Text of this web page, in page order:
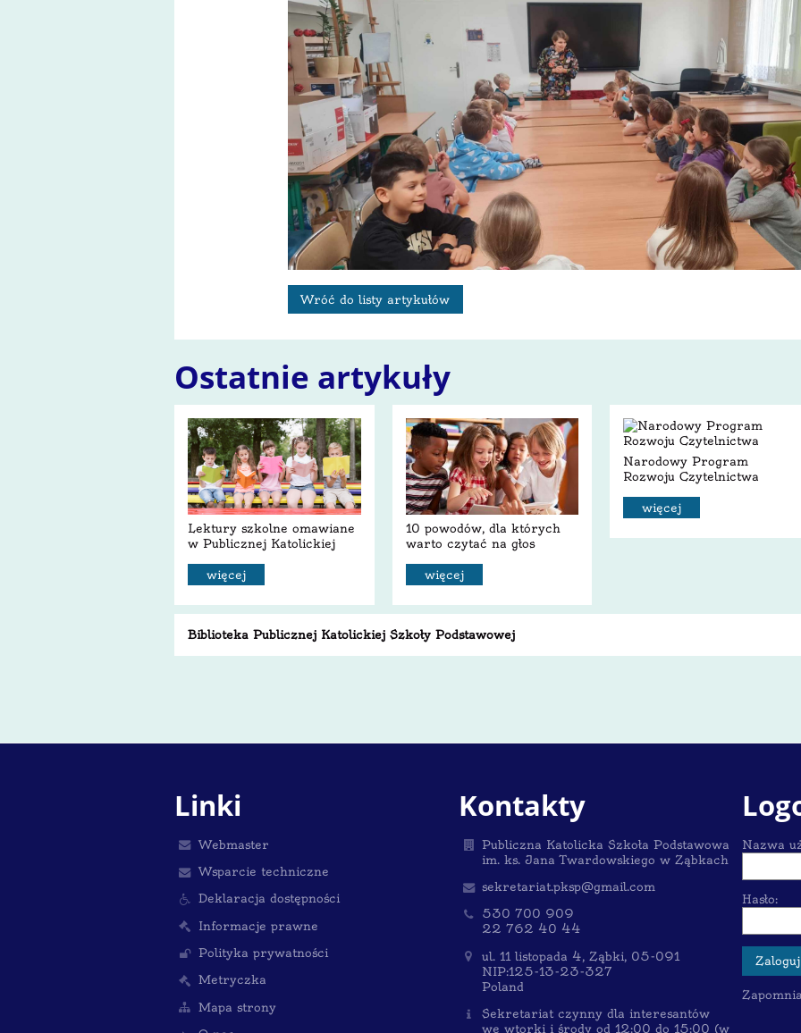
Wróć do listy artykułów
Ostatnie artykuły
Lektury szkolne omawiane
w Publicznej Katolickiej
roku szkolnym 2025/26
więcej
10 powodów, dla których
warto czytać na głos
więcej
Narodowy Program
Rozwoju Czytelnictwa
więcej
Biblioteka Publicznej Katolickiej Szkoły Podstawowej
Linki
Webmaster
Wsparcie techniczne
Deklaracja dostępności
Informacje prawne
Polityka prywatności
Metryczka
Mapa strony
Kontakty
Publiczna Katolicka Szkoła Podstawowa
im. ks. Jana Twardowskiego w Ząbkach
sekretariat.pksp@gmail.com
530 700 909
22 762 40 44
ul. 11 listopada 4, Ząbki, 05-091
NIP:125-13-23-327
Poland
Sekretariat czynny dla interesantów
we wtorki i środy od 12:00 do 15:00 (w
Nazwa
Hasło: